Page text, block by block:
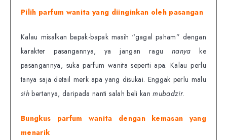
Pilih parfum wanita yang diinginkan oleh pasangan
Kalau misalkan bapak-bapak masih “gagal paham” dengan
karakter pasangannya, ya jangan ragu nanya ke
pasangannya, suka parfum wanita seperti apa. Kalau perlu
tanya saja detail merk apa yang disukai. Enggak perlu malu
sihbertanya, daripada nanti salah beli kanmubadzir.
Bungkus parfum wanita dengan kemasan yang
menarik